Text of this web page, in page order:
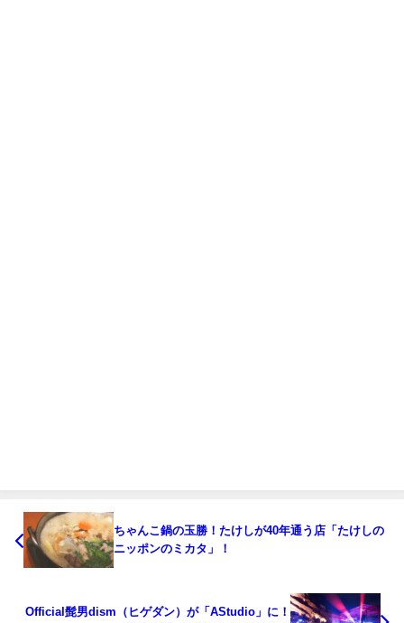
ちゃんこ鍋の玉勝！たけしが40年通う店「たけしの
ニッポンのミカタ」！
Official髭男dism（ヒゲダン）が「AStudio」に！